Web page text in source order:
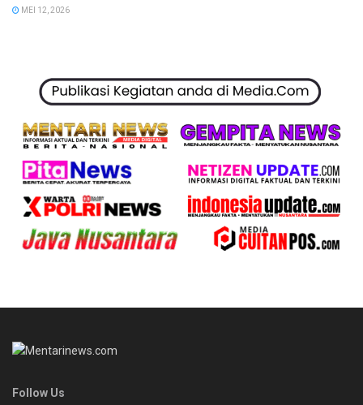
MEI 12, 2026
Follow Us